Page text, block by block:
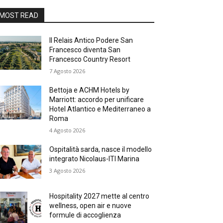
READ
Il Relais Antico Podere San
Francesco diventa San
Francesco Country Resort
7 Agosto 2026
Bettoja e ACHM Hotels by
Marriott: accordo per unificare
Hotel Atlantico e Mediterraneo a
Roma
4 Agosto 2026
Ospitalità sarda, nasce il modello
integrato Nicolaus-ITI Marina
3 Agosto 2026
Hospitality 2027 mette al centro
wellness, open air e nuove
formule di accoglienza